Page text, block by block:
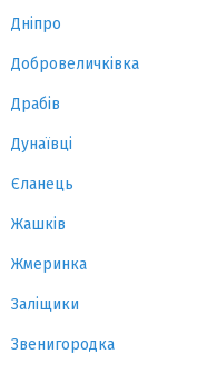
Дніпро
Добровеличківка
Драбів
Дунаївці
Єланець
Жашків
Жмеринка
Заліщики
Звенигородка